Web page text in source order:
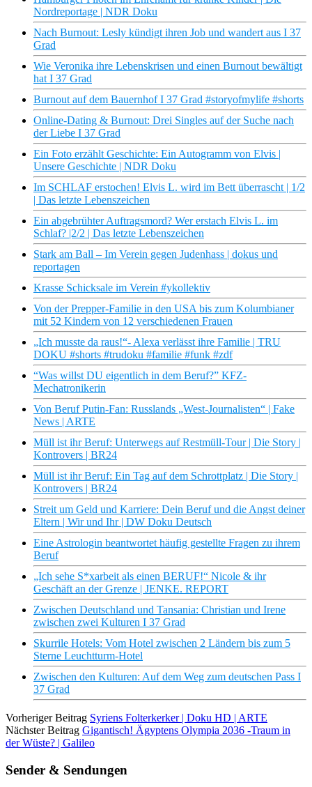
Nordreportage | NDR Doku
Nach Burnout: Lesly kündigt ihren Job und wandert aus I 37
Grad
Wie Veronika ihre Lebenskrisen und einen Burnout bewältigt
hat I 37 Grad
Burnout auf dem Bauernhof I 37 Grad #storyofmylife #shorts
Online-Dating & Burnout: Drei Singles auf der Suche nach
der Liebe I 37 Grad
Ein Foto erzählt Geschichte: Ein Autogramm von Elvis |
Unsere Geschichte | NDR Doku
Im SCHLAF erstochen! Elvis L. wird im Bett überrascht | 1/2
| Das letzte Lebenszeichen
Ein abgebrühter Auftragsmord? Wer erstach Elvis L. im
Schlaf? |2/2 | Das letzte Lebenszeichen
Stark am Ball – Im Verein gegen Judenhass | dokus und
reportagen
Krasse Schicksale im Verein #ykollektiv
Von der Prepper-Familie in den USA bis zum Kolumbianer
mit 52 Kindern von 12 verschiedenen Frauen
„Ich musste da raus!“- Alexa verlässt ihre Familie | TRU
DOKU #shorts #trudoku #familie #funk #zdf
“Was willst DU eigentlich in dem Beruf?” KFZ-
Mechatronikerin
Von Beruf Putin-Fan: Russlands „West-Journalisten“ | Fake
News | ARTE
Müll ist ihr Beruf: Unterwegs auf Restmüll-Tour | Die Story |
Kontrovers | BR24
Müll ist ihr Beruf: Ein Tag auf dem Schrottplatz | Die Story |
Kontrovers | BR24
Streit um Geld und Karriere: Dein Beruf und die Angst deiner
Eltern | Wir und Ihr | DW Doku Deutsch
Eine Astrologin beantwortet häufig gestellte Fragen zu ihrem
Beruf
„Ich sehe S*xarbeit als einen BERUF!“ Nicole & ihr
Geschäft an der Grenze | JENKE. REPORT
Zwischen Deutschland und Tansania: Christian und Irene
zwischen zwei Kulturen I 37 Grad
Skurrile Hotels: Vom Hotel zwischen 2 Ländern bis zum 5
Sterne Leuchtturm-Hotel
Zwischen den Kulturen: Auf dem Weg zum deutschen Pass I
37 Grad
Vorheriger Beitrag Syriens Folterkerker | Doku HD | ARTE
Nächster Beitrag Gigantisch! Ägyptens Olympia 2036 -Traum in
der Wüste? | Galileo
Sender & Sendungen